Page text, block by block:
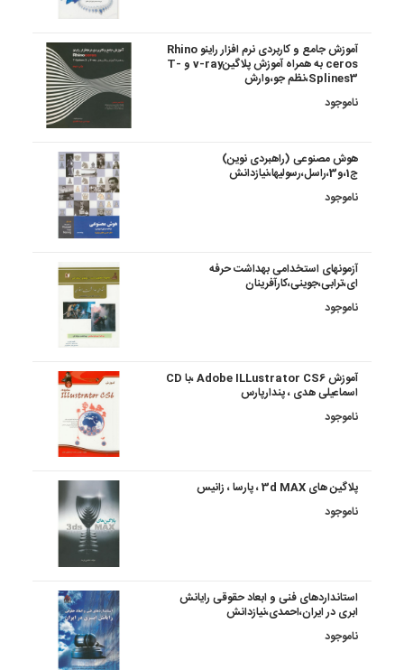
آموزش جامع و کاربردی نرم افزار راینو Rhino
ceros به همراه آموزش پلاگینv-ray و T-
Splines3،نظم جو،وارش
ناموجود
هوش مصنوعی (راهبردی نوین)
ج1،و3،راسل،رسولیها،نیازدانش
ناموجود
آزمونهای استخدامی بهداشت حرفه
ای،ترابی،جوینی،کارآفرینان
ناموجود
آموزش Adobe ILLustrator CS6 ،با CD
اسماعیلی هدی ، پندارپارس
ناموجود
پلاگین های 3d MAX ، پارسا ، زانیس
ناموجود
استانداردهای فنی و ابعاد حقوقی رایانش
ابری در ایران،احمدی،نیازدانش
ناموجود